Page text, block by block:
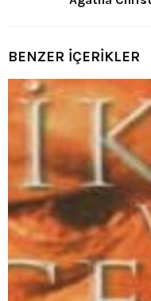
BENZER İÇERİKLER